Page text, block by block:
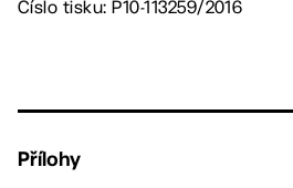
Číslo tisku: P10-113259/2016
Přílohy